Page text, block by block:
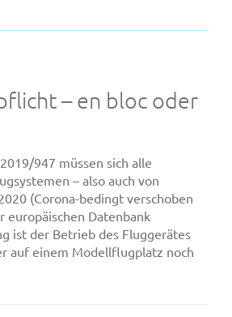
– en bloc oder
947 müssen sich alle
– also auch von
(Corona-bedingt verschoben
europäischen Datenbank
ist der Betrieb des Fluggerätes
auf einem Modellflugplatz noch